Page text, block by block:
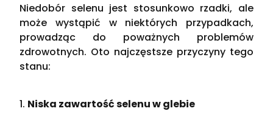
Niedobór selenu jest stosunkowo rzadki, ale
może wystąpić w niektórych przypadkach,
prowadząc do poważnych problemów
zdrowotnych. Oto najczęstsze przyczyny tego
stanu:
1. Niska zawartość selenu w glebie